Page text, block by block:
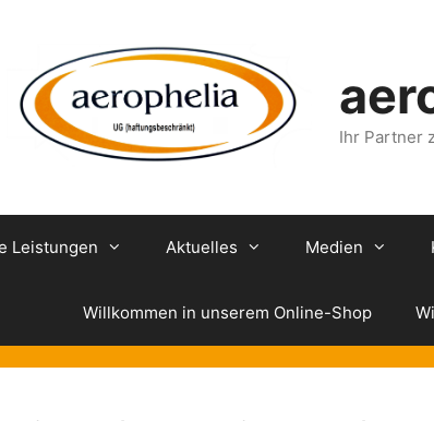
Ihr Partner
Leistungen Aktuelles Medien
Willkommen in unserem Online-Shop